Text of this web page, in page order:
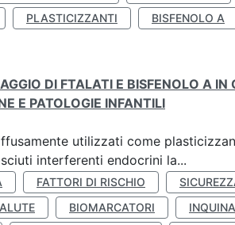
PLASTICIZZANTI BISFENOLO A
DI FTALATI E BISFENOLO A
E PATOLOGIE INFANTILI
utilizzati come
interferenti endocrini la...
FATTORI DI RISCHIO
BIOMARCATORI